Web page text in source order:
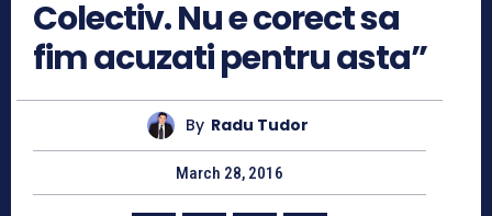
Colectiv. Nu e corect sa
fim acuzati pentru asta”
By Radu Tudor
March 28, 2016